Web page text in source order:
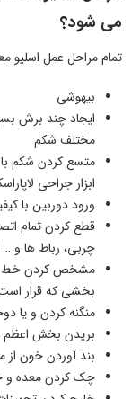
می شود؟
تمام مراحل عمل اسلیو
بیهوشی
ایجاد چند برش
مختلف شکم
متسع کردن شکم با
ابزار جراحی
ورود دوربین با
قطع کردن تمام
چربی، رباط ها و
مشخص کردن خط
بخشی که قرار است
منگنه کردن و یا
بریدن بخش اعظم
بند آوردن خون از
چک کردن معده و